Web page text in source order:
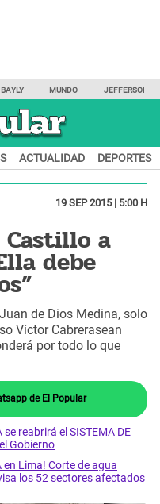
MUNDO JEFFERSON
ACTUALIDAD DEPORTES
19 SEP 2015 | 5:00 H
Castillo a
debe
de Dios Medina, solo
Víctor Cabrerasean
por todo lo que
de El Popular
se reabrirá el SISTEMA DE
Gobierno
en Lima! Corte de agua
los 52 sectores afectados